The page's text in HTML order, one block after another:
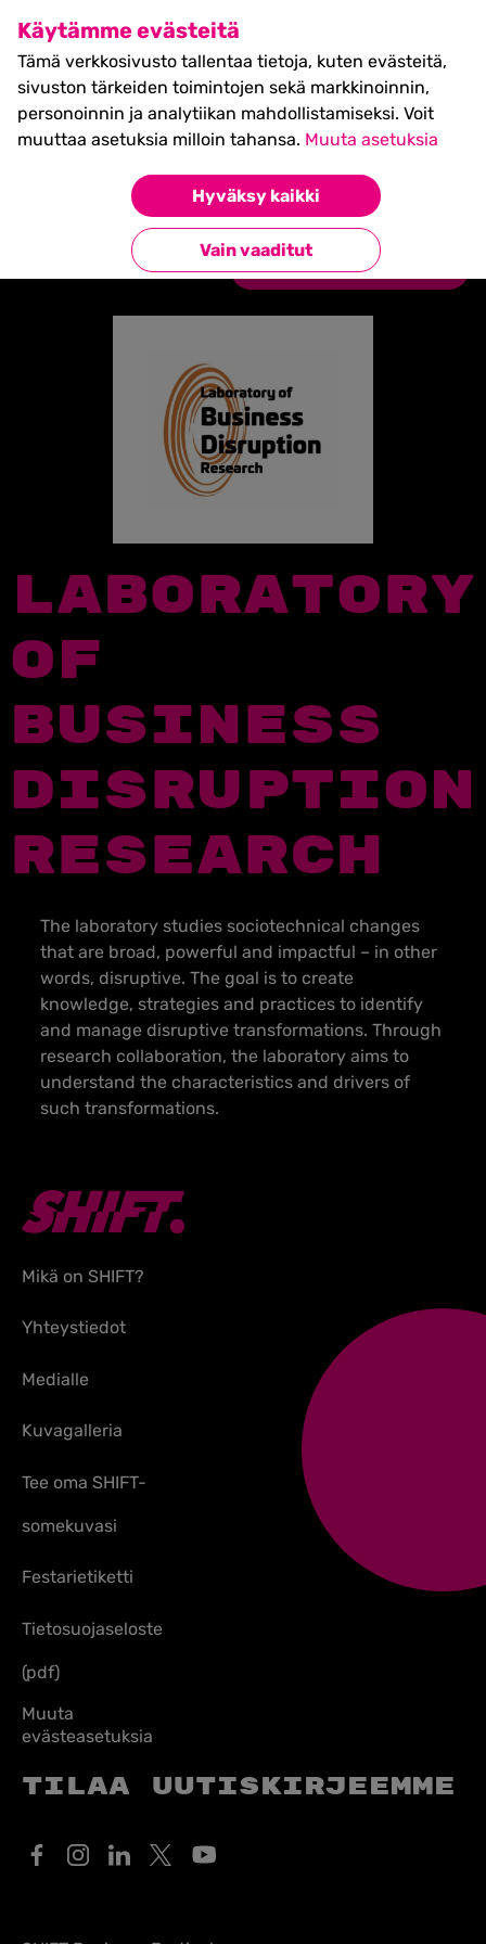
Käytämme evästeitä
Tämä verkkosivusto tallentaa tietoja, kuten evästeitä,
sivuston tärkeiden toimintojen sekä markkinoinnin,
personoinnin ja analytiikan mahdollistamiseksi. Voit
muuttaa asetuksia milloin tahansa. Muuta asetuksia
Hyväksy kaikki
Vain vaaditut
SHIFT Business Festival
27.5.2027, Turku - liput
myynnissä nyt! >>
Partners »Laboratory of Business
Disruption Research
Takaisin kumppaneihin
LABORATORY
OF
BUSINESS
DISRUPTION
RESEARCH
The laboratory studies sociotechnical changes
that are broad, powerful and impactful – in other
words, disruptive. The goal is to create
knowledge, strategies and practices to identify
and manage disruptive transformations. Through
research collaboration, the laboratory aims to
understand the characteristics and drivers of
such transformations.
Mikä on SHIFT?
Yhteystiedot
Medialle
Kuvagalleria
Tee oma SHIFT-
somekuvasi
Festarietiketti
Tietosuojaseloste
(pdf)
Muuta
evästeasetuksia
Tilaa uutiskirjeemme